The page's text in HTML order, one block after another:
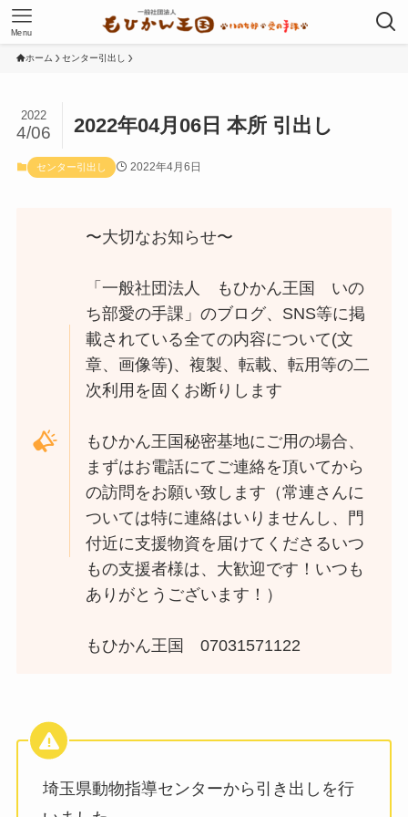
Menu
ホーム センター引出し
2022年04月06日 本所 引出し
2022
4/06
センター引出し 2022年4月6日
〜大切なお知らせ〜
「一般社団法人 もひかん王国 いの
ち部愛の手課」のブログ、SNS等に掲
載されている全ての内容について(文
章、画像等)、複製、転載、転用等の二
次利用を固くお断りします
もひかん王国秘密基地にご用の場合、
まずはお電話にてご連絡を頂いてから
の訪問をお願い致します（常連さんに
ついては特に連絡はいりませんし、門
付近に支援物資を届けてくださるいつ
もの支援者様は、大歓迎です！いつも
ありがとうございます！）
もひかん王国 07031571122
埼玉県動物指導センターから引き出しを行